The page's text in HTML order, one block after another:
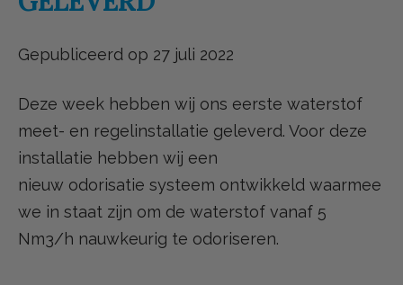
Gepubliceerd op 27 juli 2022
Deze week hebben wij ons eerste waterstof
meet- en regelinstallatie geleverd. Voor deze
installatie hebben wij een
nieuw odorisatie systeem ontwikkeld waarmee
we in staat zijn om de waterstof vanaf 5
Nm3/h nauwkeurig te odoriseren.